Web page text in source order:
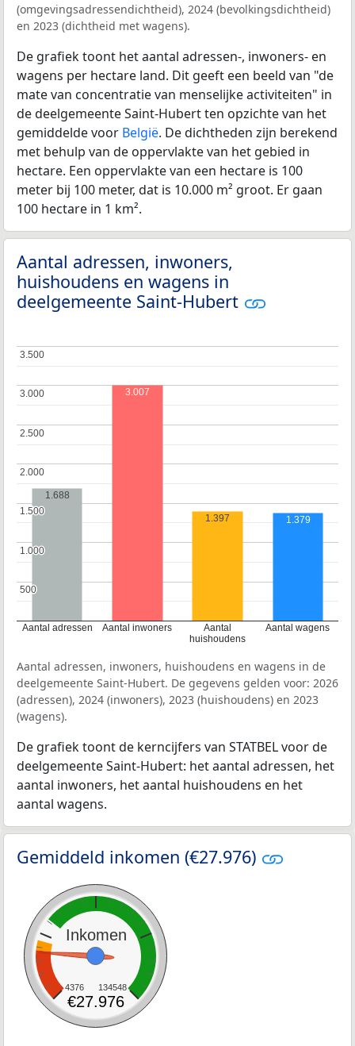
(omgevingsadressendichtheid), 2024 (bevolkingsdichtheid)
en 2023 (dichtheid met wagens).
De grafiek toont het aantal adressen-, inwoners- en
wagens per hectare land. Dit geeft een beeld van "de
mate van concentratie van menselijke activiteiten" in
de deelgemeente Saint-Hubert ten opzichte van het
gemiddelde voor België. De dichtheden zijn berekend
met behulp van de oppervlakte van het gebied in
hectare. Een oppervlakte van een hectare is 100
meter bij 100 meter, dat is 10.000 m² groot. Er gaan
100 hectare in 1 km².
Aantal adressen, inwoners,
huishoudens en wagens in
deelgemeente Saint-Hubert
Aantal adressen Aantal inwoners
Aantal
huishoudens
Aantal wagens
500
500
1.000
1.000
1.500
1.500
2.000
2.000
2.500
2.500
3.000
3.000
3.500
3.500
1.688
3.007
1.397 1.379
Aantal adressen, inwoners, huishoudens en wagens in de
deelgemeente Saint-Hubert. De gegevens gelden voor: 2026
(adressen), 2024 (inwoners), 2023 (huishoudens) en 2023
(wagens).
De grafiek toont de kerncijfers van STATBEL voor de
deelgemeente Saint-Hubert: het aantal adressen, het
aantal inwoners, het aantal huishoudens en het
aantal wagens.
Gemiddeld inkomen (€27.976)
Inkomen
4376 134548
€27.976